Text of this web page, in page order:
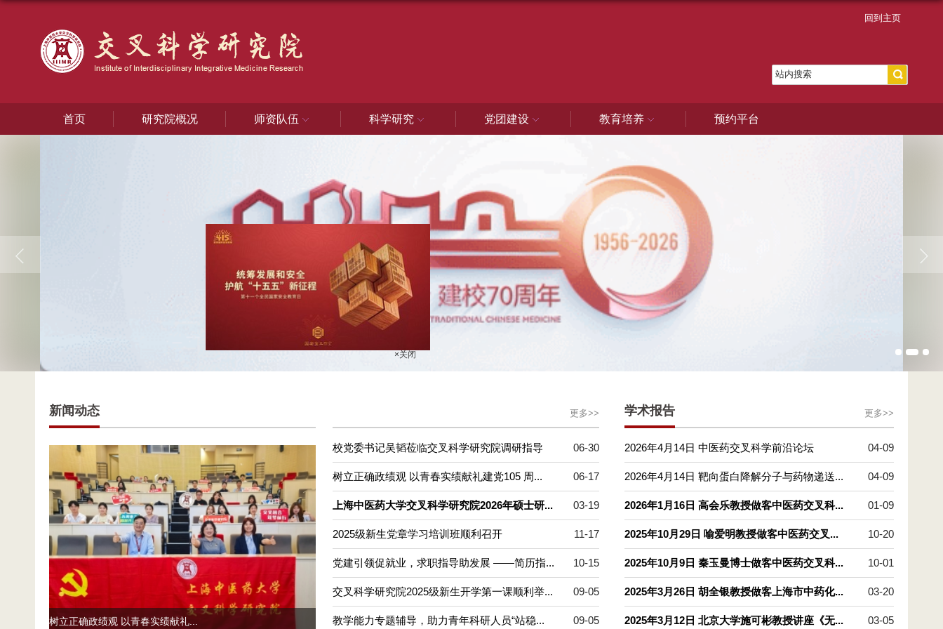
回到主页
首页 研究院概况 师资队伍 科学研究 党团建设 教育培养 预约平台
新闻动态
树立正确政绩观 以青春实绩献礼...
更多>>
校党委书记吴韬莅临交叉科学研究院调研指导 06-30
树立正确政绩观 以青春实绩献礼建党105 周... 06-17
上海中医药大学交叉科学研究院2026年硕士研... 03-19
2025级新生党章学习培训班顺利召开 11-17
党建引领促就业，求职指导助发展 ——简历指... 10-15
交叉科学研究院2025级新生开学第一课顺利举... 09-05
教学能力专题辅导，助力青年科研人员“站稳... 09-05
学术报告 更多>>
2026年4月14日 中医药交叉科学前沿论坛 04-09
2026年4月14日 靶向蛋白降解分子与药物递送... 04-09
2026年1月16日 高会乐教授做客中医药交叉科... 01-09
2025年10月29日 喻爱明教授做客中医药交叉... 10-20
2025年10月9日 秦玉曼博士做客中医药交叉科... 10-01
2025年3月26日 胡全银教授做客上海市中药化... 03-20
2025年3月12日 北京大学施可彬教授讲座《无... 03-05